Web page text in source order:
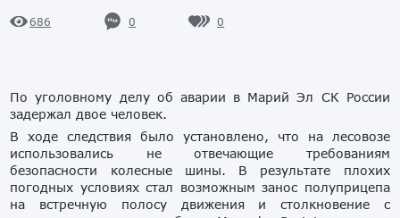
686 0 0
По уголовному делу об аварии в Марий Эл СК России
задержал двое человек.
В ходе следствия было установлено, что на лесовозе
использовались не отвечающие требованиям
безопасности колесные шины. В результате плохих
погодных условиях стал возможным занос полуприцепа
на встречную полосу движения и столкновение с